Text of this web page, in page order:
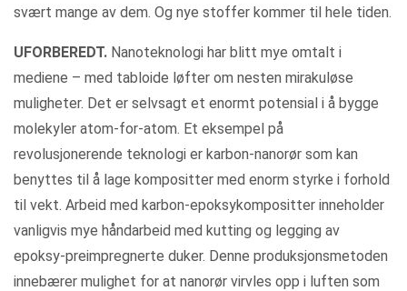
svært mange av dem. Og nye stoffer kommer til hele tiden.
UFORBEREDT. Nanoteknologi har blitt mye omtalt i
mediene – med tabloide løfter om nesten mirakuløse
muligheter. Det er selvsagt et enormt potensial i å bygge
molekyler atom-for-atom. Et eksempel på
revolusjonerende teknologi er karbon-nanorør som kan
benyttes til å lage kompositter med enorm styrke i forhold
til vekt. Arbeid med karbon-epoksykompositter inneholder
vanligvis mye håndarbeid med kutting og legging av
epoksy-preimpregnerte duker. Denne produksjonsmetoden
innebærer mulighet for at nanorør virvles opp i luften som